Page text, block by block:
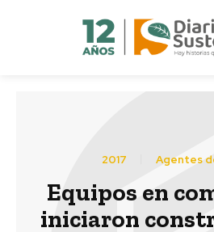
2017 Agentes
Equipos en
iniciaron